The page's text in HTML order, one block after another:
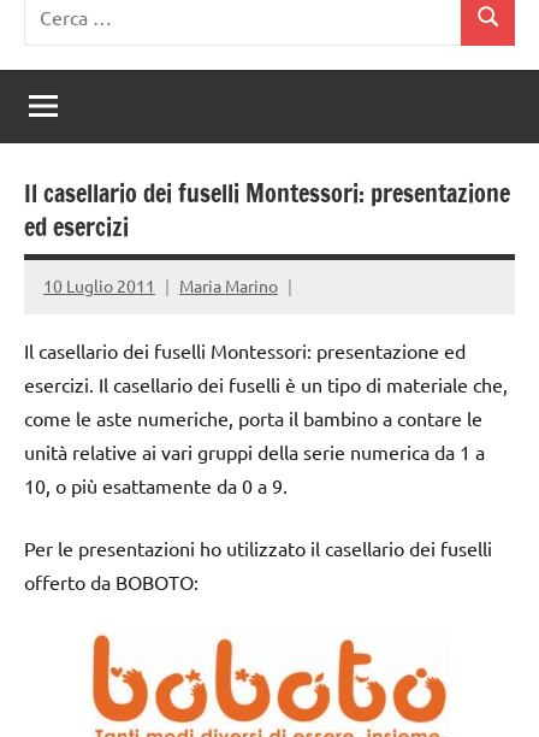
per:
Cerca
Il casellario dei fuselli Montessori: presentazione
ed esercizi
10 Luglio 2011 Maria Marino
Il casellario dei fuselli Montessori: presentazione ed
esercizi. Il casellario dei fuselli è un tipo di materiale che,
come le aste numeriche, porta il bambino a contare le
unità relative ai vari gruppi della serie numerica da 1 a
10, o più esattamente da 0 a 9.
Per le presentazioni ho utilizzato il casellario dei fuselli
offerto da BOBOTO: